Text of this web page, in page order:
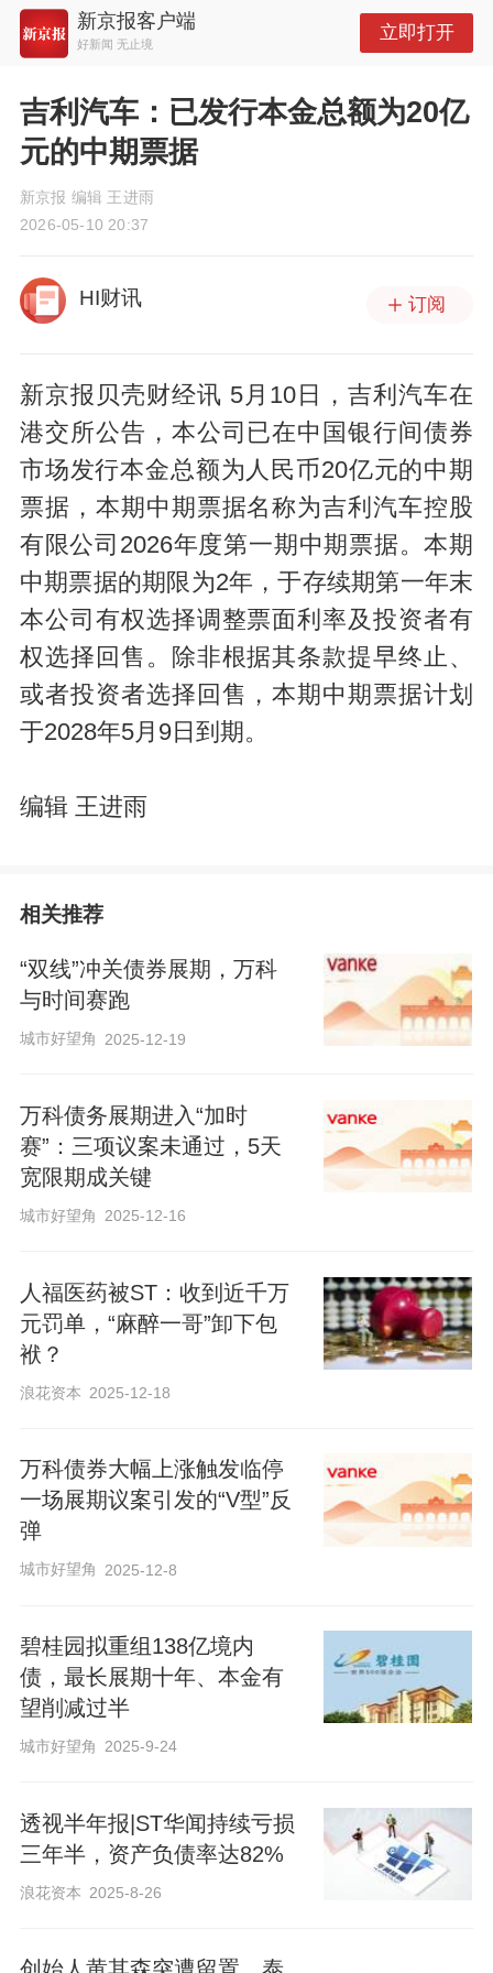
新京报客户端
好新闻 无止境
立即打开
吉利汽车：已发行本金总额为20亿
元的中期票据
新京报 编辑 王进雨
2026-05-10 20:37
HI财讯 订阅
新京报贝壳财经讯 5月10日，吉利汽车在
港交所公告，本公司已在中国银行间债券
市场发行本金总额为人民币20亿元的中期
票据，本期中期票据名称为吉利汽车控股
有限公司2026年度第一期中期票据。本期
中期票据的期限为2年，于存续期第一年末
本公司有权选择调整票面利率及投资者有
权选择回售。除非根据其条款提早终止、
或者投资者选择回售，本期中期票据计划
于2028年5月9日到期。
编辑 王进雨
相关推荐
“双线”冲关债券展期，万科
与时间赛跑
城市好望角 2025-12-19
万科债务展期进入“加时
赛”：三项议案未通过，5天
宽限期成关键
城市好望角 2025-12-16
人福医药被ST：收到近千万
元罚单，“麻醉一哥”卸下包
袱？
浪花资本 2025-12-18
万科债券大幅上涨触发临停
一场展期议案引发的“V型”反
弹
城市好望角 2025-12-8
碧桂园拟重组138亿境内
债，最长展期十年、本金有
望削减过半
城市好望角 2025-9-24
透视半年报|ST华闻持续亏损
三年半，资产负债率达82%
浪花资本 2025-8-26